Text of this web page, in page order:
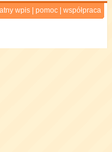
wpis pomoc współpraca